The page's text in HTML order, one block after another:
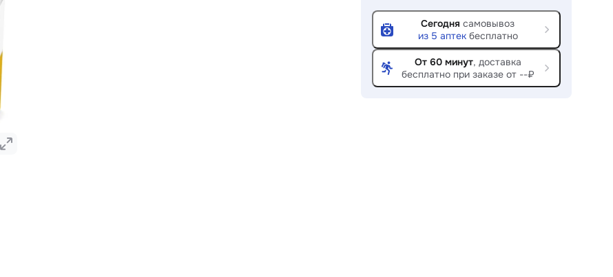
Сегодня самовывоз
из 5 аптекбесплатно
От 60 минут, доставка
бесплатно при заказе от --₽